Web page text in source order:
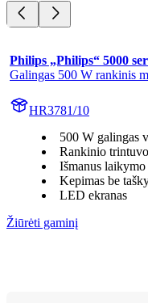
Philips „Philips“ 5000
Galingas 500 W rankinis
HR3781/10
500 W galingas
Rankinio
Išmanus laikymo
Kepimas be
LED ekranas
Žiūrėti gaminį